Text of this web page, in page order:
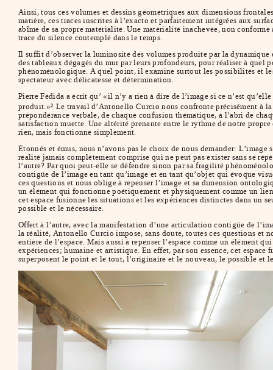
Ainsi, tous ces volumes et dessins géométriques aux dimensions
matière, ces traces inscrites à l’exacto et parfaitement intégrées aux
abîme de sa propre matérialité. Une matérialité inachevée, non
trace du silence contemplé dans le temps.
Il suffit d’observer la luminosité des volumes produite par la
des tableaux dégagés du mur par leurs profondeurs, pour réaliser à
phénoménologique. À quel point, il examine surtout les possibilités et
spectateur avec délicatesse et détermination.
Pierre Fédida a écrit qu’ «il n’y a rien à dire de l’image si ce n’est
produit.»2 Le travail d’Antonello Curcio nous confronte précisément à
prépondérance verbale, de chaque confusion thématique, à l’abri de
satisfaction muette. Une altérité prenante entre le rythme de notre
rien, mais fonctionne simplement.
Étonnés et émus, nous n’avons pas le choix de nous demander:
réalité jamais complètement comprise qui ne peut pas exister sans se
l‘autre? Par quoi peut-elle se défendre sinon par sa fragilité
contigüe de l’image en tant qu’image et en tant qu’objet qui évoque
ces questions et nous oblige à repenser l’image et sa dimension
un élément qui fonctionne poétiquement et physiquement comme un
cet espace fusionne les situations et les expériences distinctes dans un
possible et le nécessaire.
Offert à l’autre, avec la manifestation d’une articulation contigüe de
la réalité, Antonello Curcio impose, sans doute, toutes ces questions et
entière de l’espace. Mais aussi à repenser l’espace comme un
expériences; humaine et artistique. En effet, par son essence, cet
superposent le point et le tout, l’originaire et le nouveau, le possible et